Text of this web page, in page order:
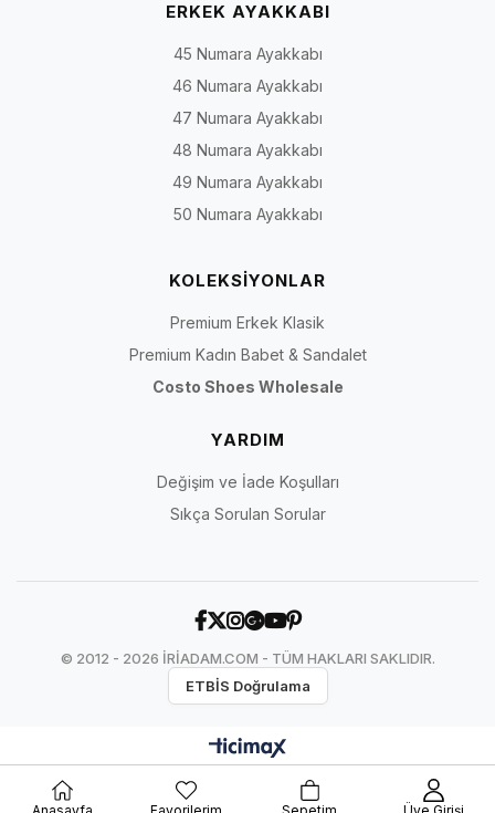
ERKEK AYAKKABI
45 Numara Ayakkabı
46 Numara Ayakkabı
47 Numara Ayakkabı
48 Numara Ayakkabı
49 Numara Ayakkabı
50 Numara Ayakkabı
KOLEKSİYONLAR
Premium Erkek Klasik
Premium Kadın Babet & Sandalet
Costo Shoes Wholesale
YARDIM
Değişim ve İade Koşulları
Sıkça Sorulan Sorular
© 2012 - 2026 İRİADAM.COM - TÜM HAKLARI SAKLIDIR.
ETBİS Doğrulama